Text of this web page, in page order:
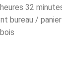
32
bureau /